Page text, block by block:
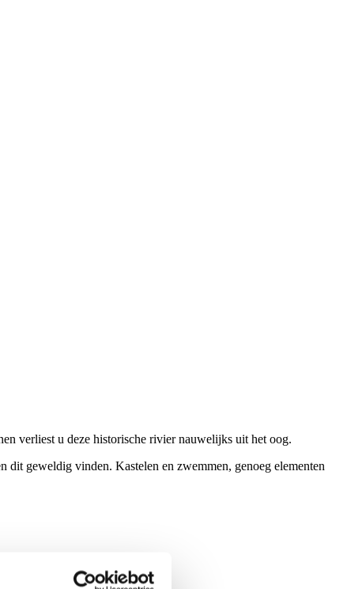
verliest u deze historische rivier nauwelijks uit het oog.
dit geweldig vinden. Kastelen en zwemmen, genoeg elementen